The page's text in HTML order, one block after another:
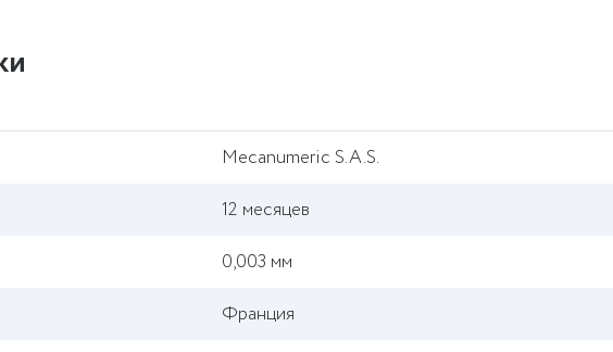
Mecanumeric S.A.S.
12 месяцев
0,003 мм
Франция